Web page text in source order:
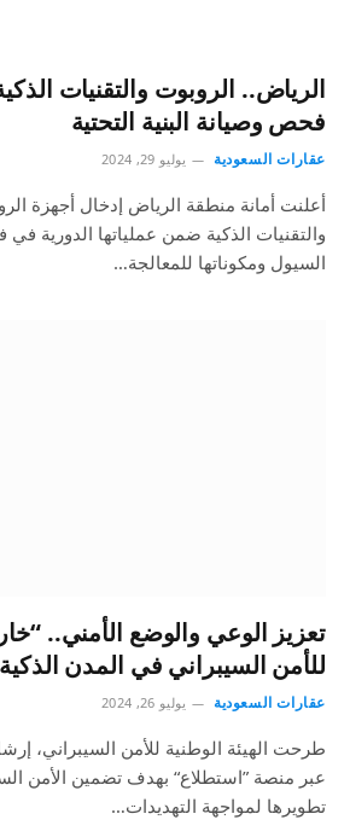
الرياض.. الروبوت والتقنيات
فحص وصيانة البنية التحتية
عقارات السعودية يوليو 29, 2024
أعلنت أمانة منطقة الرياض إدخال أجهزة
والتقنيات الذكية ضمن عملياتها
السيول ومكوناتها للمعالجة…
تعزيز الوعي والوضع الأمني..
للأمن السيبراني في المدن الذكية
عقارات السعودية يوليو 26, 2024
طرحت الهيئة الوطنية للأمن السيبراني،
عبر منصة ”استطلاع“ بهدف تضمين الأمن
تطويرها لمواجهة التهديدات…